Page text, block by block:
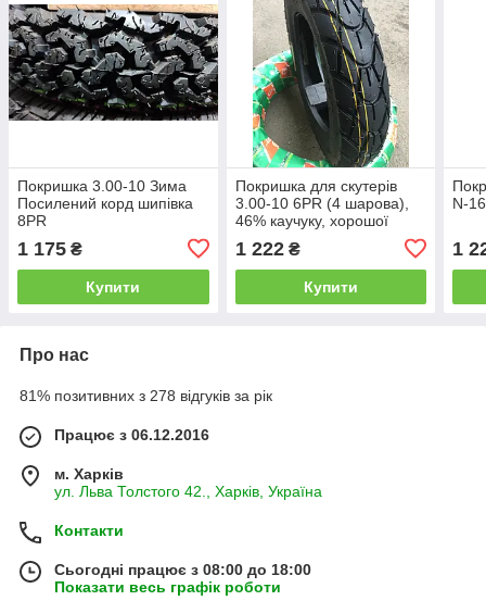
Покришка 3.00-10 Зима
Посилений корд шипівка
8PR
1 175 ₴
Купити
Покришка для скутерів
3.00-10 6PR (4 шарова),
46% каучуку, хорошої
1 222₴
Купити
N-
1
Про нас
81% позитивних з 278 відгуків за рік
Працює з 06.12.2016
м. Харків
ул. Льва Толстого 42., Харків, Україна
Контакти
Сьогодні працює з 08:00 до 18:00
Показати весь графік роботи